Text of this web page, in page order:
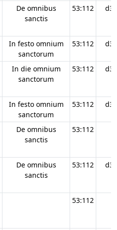
De omnibus
sanctis
53:112 d34
In festo omnium
sanctorum
53:112 d34
In die omnium
sanctorum
53:112 d34
In festo omnium
sanctorum
53:112 d34
De omnibus
sanctis
53:112
De omnibus
sanctis
53:112 d34
53:112